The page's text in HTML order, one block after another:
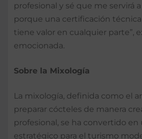
profesional y sé que me servirá
porque una certificación técnica
tiene valor en cualquier parte”,
emocionada.
Sobre la Mixología
La mixología, definida como el
preparar cócteles de manera
profesional, se ha convertido
estratégico para el turismo